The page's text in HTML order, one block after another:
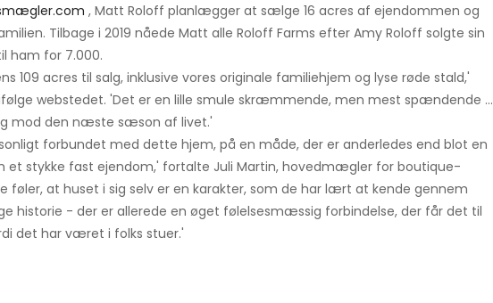
, Matt Roloff planlægger at sælge 16 acres af ejendommen og
Tilbage i 2019 nåede Matt alle Roloff Farms efter Amy Roloff solgte sin
ham for 7.000.
109 acres til salg, inklusive vores originale familiehjem og lyse røde stald,'
webstedet. 'Det er en lille smule skræmmende, men mest spændende ...
mod den næste sæson af livet.'
forbundet med dette hjem, på en måde, der er anderledes end blot en
et stykke fast ejendom,' fortalte Juli Martin, hovedmægler for boutique-
føler, at huset i sig selv er en karakter, som de har lært at kende gennem
historie - der er allerede en øget følelsesmæssig forbindelse, der får det til
det har været i folks stuer.'